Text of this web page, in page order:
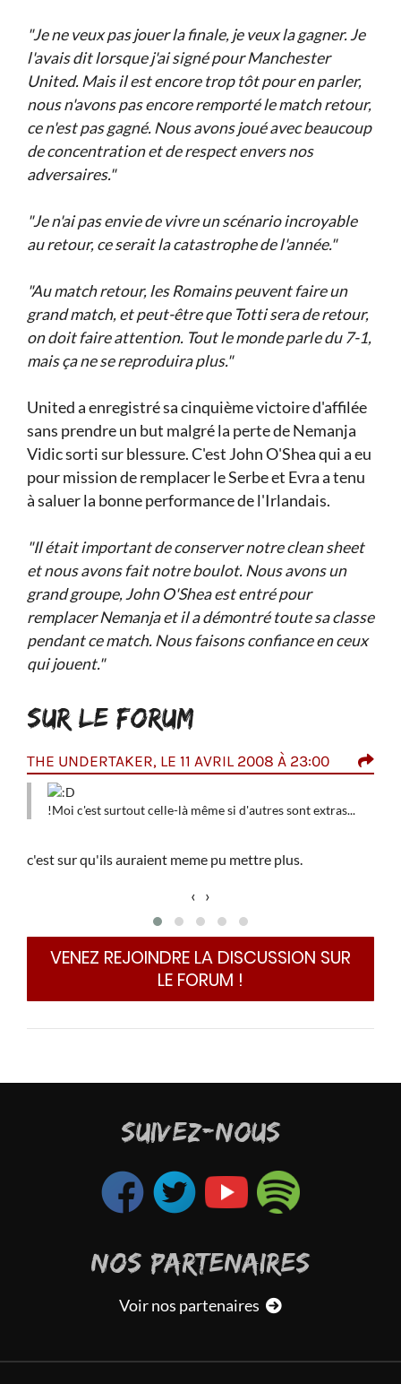
"Je ne veux pas jouer la finale, je veux la gagner. Je
l'avais dit lorsque j'ai signé pour Manchester
United. Mais il est encore trop tôt pour en parler,
nous n'avons pas encore remporté le match retour,
ce n'est pas gagné. Nous avons joué avec beaucoup
de concentration et de respect envers nos
adversaires."
"Je n'ai pas envie de vivre un scénario incroyable
au retour, ce serait la catastrophe de l'année."
"Au match retour, les Romains peuvent faire un
grand match, et peut-être que Totti sera de retour,
on doit faire attention. Tout le monde parle du 7-1,
mais ça ne se reproduira plus."
United a enregistré sa cinquième victoire d'affilée
sans prendre un but malgré la perte de Nemanja
Vidic sorti sur blessure. C'est John O'Shea qui a eu
pour mission de remplacer le Serbe et Evra a tenu
à saluer la bonne performance de l'Irlandais.
"Il était important de conserver notre clean sheet
et nous avons fait notre boulot. Nous avons un
grand groupe, John O'Shea est entré pour
remplacer Nemanja et il a démontré toute sa classe
pendant ce match. Nous faisons confiance en ceux
qui jouent."
SUR LE FORUM
sur
THE UNDERTAKER, LE 11 AVRIL 2008 À 23:00
!Moi c'est surtout celle-là même si d'autres sont extras...
c'est sur qu'ils auraient meme pu mettre plus.
‹ ›
VENEZ REJOINDRE LA DISCUSSION SUR
LE FORUM !
SUIVEZ-NOUS
NOS PARTENAIRES
Voir nos partenaires